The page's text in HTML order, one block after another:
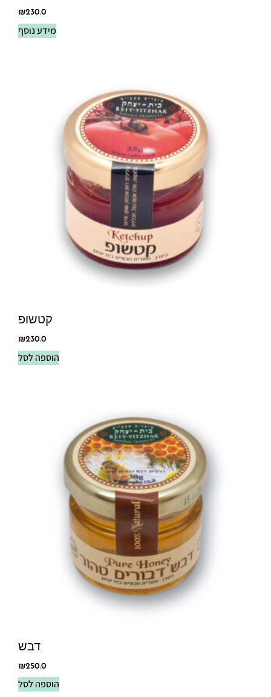
₪230.0
מידע נוסף
קטשופ
₪230.0
הוספה לסל
דבש
₪250.0
הוספה לסל